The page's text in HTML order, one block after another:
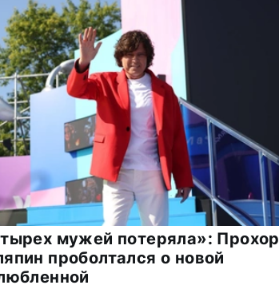
мужей потеряла»: Прохор
проболтался о новой